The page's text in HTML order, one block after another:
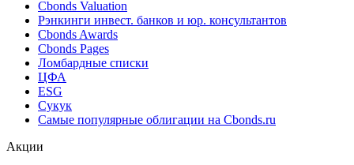
Cbonds Valuation
Рэнкинги инвест. банков и юр. консультантов
Cbonds Awards
Cbonds Pages
Ломбардные списки
ЦФА
ESG
Сукук
Самые популярные облигации на Cbonds.ru
Акции